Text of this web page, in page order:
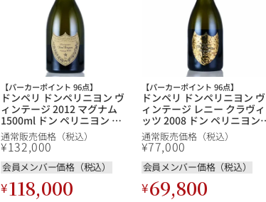
【パーカーポイント 96点】
ドンペリ ドンペリニヨン ヴ
ィンテージ 2012 マグナム
1500ml ドン ペリニヨン ド
ンペリニョン Dom
Perignon Vintage フランス
シャンパン シャンパーニュ
通常販売価格（税込）
¥132,000
会員メンバー価格（税込）
¥118,000
【パーカーポイント 96点】
ドンペリ ドンペリニヨン ヴ
ィンテージ レニー クラヴィ
ッツ 2008 ドン ペリニヨン
ドンペリニョン Dom
Perignon Vintage Lenny
Kravitz フランス シャンパン
シャンパーニュ
通常販売価格（税込）
¥77,000
会員メンバー価格（税込）
¥69,800